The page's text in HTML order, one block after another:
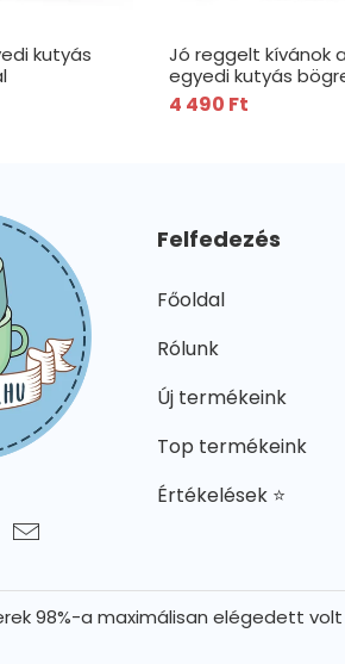
kutyás
Jó reggelt kívánok
egyedi kutyás
kutyával
4 490 Ft
Felfedezés
Főoldal
Rólunk
Új termékeink
Top termékeink
Értékelések ⭐
98%-a maximálisan elégedett volt